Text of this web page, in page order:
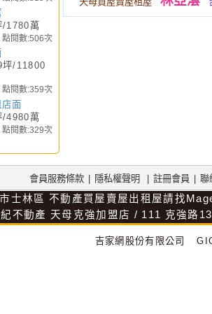
1780萬
點閱數:506次
/11800
點閱數:359次
面
4980萬
點閱數:329次
會員服務條款 隱私權聲明 註冊會員 聯
士林區 不動產買屋賣屋出租屋請找
不動產 天母克強加盟店 / 111 克強路
吉家網股份有限公司